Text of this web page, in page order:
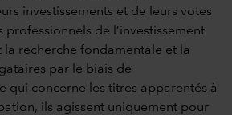
investissements et de leurs votes
de l’investissement
recherche fondamentale et la
par le biais de
qui concerne les titres apparentés à
ils agissent uniquement pour